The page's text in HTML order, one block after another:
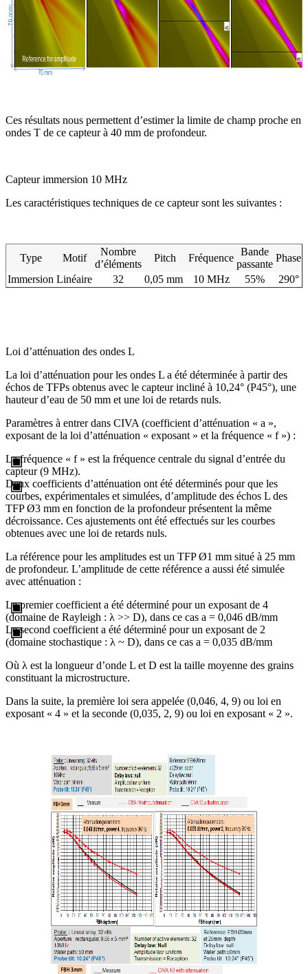
Ces résultats nous permettent d’estimer la limite de champ proche en
ondes T de ce capteur à 40 mm de profondeur.
Capteur immersion 10 MHz
Les caractéristiques techniques de ce capteur sont les suivantes :
Type Motif
Nombre
d’éléments
Pitch Fréquence
Bande
passante
Phase
Immersion Linéaire 32 0,05 mm 10 MHz 55% 290°
Loi d’atténuation des ondes L
La loi d’atténuation pour les ondes L a été déterminée à partir des
échos de TFPs obtenus avec le capteur incliné à 10,24° (P45°), une
hauteur d’eau de 50 mm et une loi de retards nuls.
Paramètres à entrer dans CIVA (coefficient d’atténuation « a »,
exposant de la loi d’atténuation « exposant » et la fréquence « f ») :
La fréquence « f » est la fréquence centrale du signal d’entrée du
capteur (9 MHz).
Deux coefficients d’atténuation ont été déterminés pour que les
courbes, expérimentales et simulées, d’amplitude des échos L des
TFP Ø3 mm en fonction de la profondeur présentent la même
décroissance. Ces ajustements ont été effectués sur les courbes
obtenues avec une loi de retards nuls.
La référence pour les amplitudes est un TFP Ø1 mm situé à 25 mm
de profondeur. L’amplitude de cette référence a aussi été simulée
avec atténuation :
Le premier coefficient a été déterminé pour un exposant de 4
(domaine de Rayleigh : λ >> D), dans ce cas a = 0,046 dB/mm
Le second coefficient a été déterminé pour un exposant de 2
(domaine stochastique : λ ~ D), dans ce cas a = 0,035 dB/mm
Où λ est la longueur d’onde L et D est la taille moyenne des grains
constituant la microstructure.
Dans la suite, la première loi sera appelée (0,046, 4, 9) ou loi en
exposant « 4 » et la seconde (0,035, 2, 9) ou loi en exposant « 2 ».